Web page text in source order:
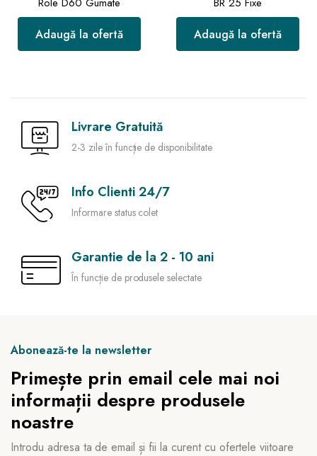
Adaugă la ofertă Adaugă la ofertă
Livrare Gratuită
2-3 zile în funcție de disponibilitate
Info Clienti 24/7
Informare status colet
Garantie de la 2 - 10 ani
În funcție de produsele selectate
Abonează-te la newsletter
Primește prin email cele mai noi
informații despre produsele
noastre
Introdu adresa ta de email și fii la curent cu ofertele viitoare